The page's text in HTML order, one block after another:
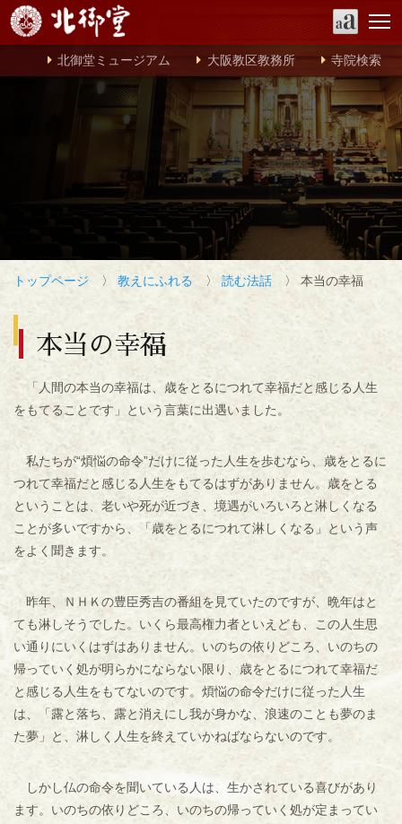
北御堂ミュージアム 大阪教区教務所 寺院検索
トップページ 〉 教えにふれる 〉 読む法話 〉 本当の幸福
本当の幸福
「人間の本当の幸福は、歳をとるにつれて幸福だと感じる人生
をもてることです」という言葉に出遇いました。
私たちが“煩悩の命令”だけに従った人生を歩むなら、歳をとるに
つれて幸福だと感じる人生をもてるはずがありません。歳をとる
ということは、老いや死が近づき、境遇がいろいろと淋しくなる
ことが多いですから、「歳をとるにつれて淋しくなる」という声
をよく聞きます。
昨年、ＮＨＫの豊臣秀吉の番組を見ていたのですが、晩年はと
ても淋しそうでした。いくら最高権力者といえども、この人生思
い通りにいくはずはありません。いのちの依りどころ、いのちの
帰っていく処が明らかにならない限り、歳をとるにつれて幸福だ
と感じる人生をもてないのです。煩悩の命令だけに従った人生
は、「露と落ち、露と消えにし我が身かな、浪速のことも夢のま
た夢」と、淋しく人生を終えていかねばならないのです。
しかし仏の命令を聞いている人は、生かされている喜びがあり
ます。いのちの依りどころ、いのちの帰っていく処が定まってい